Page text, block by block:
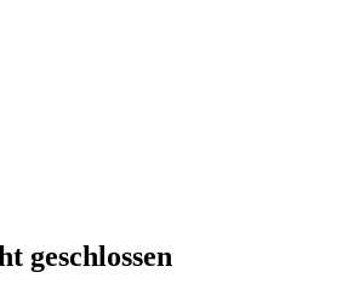
geschlossen